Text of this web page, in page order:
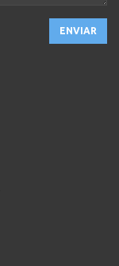
ENVIAR